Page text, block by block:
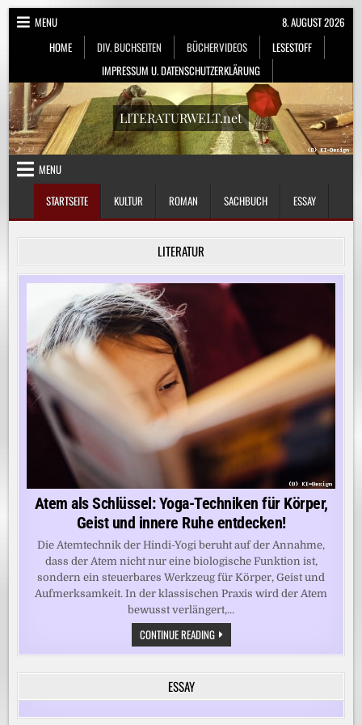
Skip
MENU
HOME
DIV. BUCHSEITEN BÜCHERVIDEOS
LESESTOFF
IMPRESSUM U. DATENSCHUTZERKLÄRUNG
8. AUGUST 2026
LITERATURWELT.net
MENU
STARTSEITE
KULTUR ROMAN SACHBUCH ESSAY
LITERATUR
Atem als Schlüssel: Yoga-Techniken für Körper,
Geist und innere Ruhe entdecken!
Die Atemtechnik der Hindi-Yogi beruht auf der Annahme,
dass der Atem nicht nur eine biologische Funktion ist,
sondern ein steuerbares Werkzeug für Körper, Geist und
Aufmerksamkeit. In der klassischen Praxis wird der Atem
bewusst verlängert,...
CONTINUE READINGATEM
ALS
SCHLÜSSEL:
TECHNIKEN
KÖRPER,
UND
ESSAY